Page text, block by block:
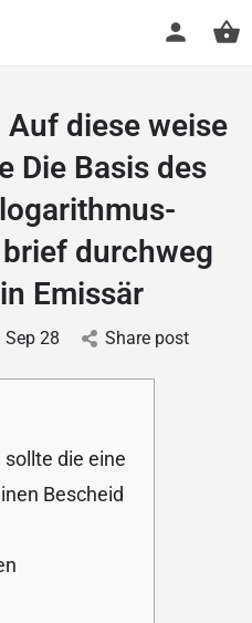
diese weise
Die Basis des
durchweg
Emissär
Sep 28 Share post
die eine
Bescheid